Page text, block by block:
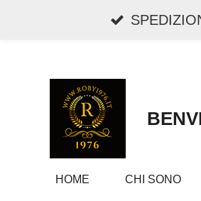
principale
HOME CHI SONO